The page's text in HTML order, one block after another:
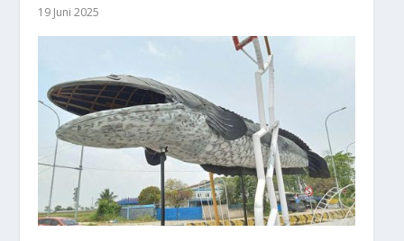
19 Juni 2025